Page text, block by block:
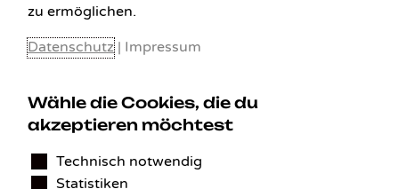
KONTAKT
Benedikt Stelzner
Autopflege Stelzner
zu ermöglichen.
Datenschutz | Impressum
Wähle die Cookies, die du
akzeptieren möchtest
Technisch notwendig
Statistiken